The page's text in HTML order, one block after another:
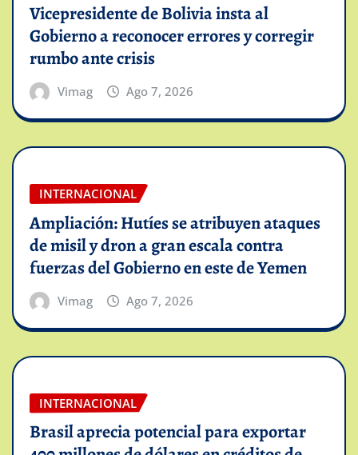
Vicepresidente de Bolivia insta al
Gobierno a reconocer errores y corregir
rumbo ante crisis
Vimag Ago 7, 2026
INTERNACIONAL
Ampliación: Hutíes se atribuyen ataques
de misil y dron a gran escala contra
fuerzas del Gobierno en este de Yemen
Vimag Ago 7, 2026
INTERNACIONAL
Brasil aprecia potencial para exportar